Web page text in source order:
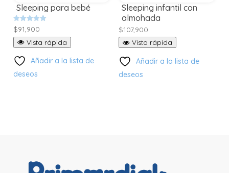
Sleeping para bebé
Valorado
con
5.00
de 5
$91,900
Vista rápida
Añadir a la lista de
deseos
Sleeping infantil con
almohada
$107,900
Vista rápida
Añadir a la lista de
deseos